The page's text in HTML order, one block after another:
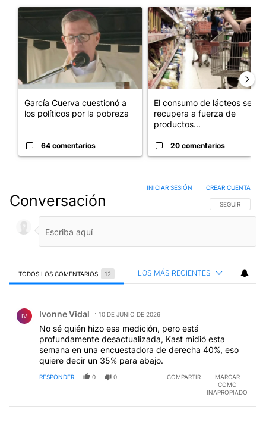
Un artículo de tendencia con el título "García Cuerva
García Cuerva cuestionó a
los políticos por la pobreza
64 comentarios
Un artículo de tendencia con
El consumo de lácteos se
recupera a fuerza de
productos...
20 comentarios
Conversación SIGA ESTA
SEGUIR
INICIAR SESIÓN CREAR CUENTA
TODOS LOS COMENTARIOS 12 LOS MÁS RECIENTES
IV Ivonne Vidal 10 DE JUNIO DE 2026
No sé quién hizo esa medición, pero está
profundamente desactualizada, Kast midió esta
semana en una encuestadora de derecha 40%, eso
quiere decir un 35% para abajo.
RESPONDER 0 0 COMPARTIR
MARCAR
COMO
INAPROPIADO